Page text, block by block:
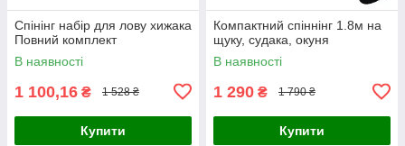
Спінінг набір для лову хижака
Повний комплект
В наявності
1 100,16 ₴ 1 528 ₴
Купити
Компактний спіннінг 1.8м на
щуку, судака, окуня
В наявності
1 290 ₴ 1 790 ₴
Купити